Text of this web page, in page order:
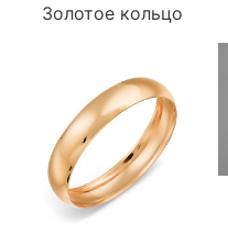
Золотое кольцо